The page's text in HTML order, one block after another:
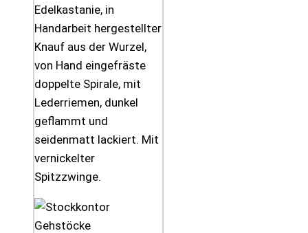
Edelkastanie, in
Handarbeit hergestellter
Knauf aus der Wurzel,
von Hand eingefräste
doppelte Spirale, mit
Lederriemen, dunkel
geflammt und
seidenmatt lackiert. Mit
vernickelter
Spitzzwinge.